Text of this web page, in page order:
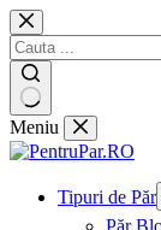
Sari
la
conținut
Niciun
rezultat
Meniu
Tipuri de Păr
Păr